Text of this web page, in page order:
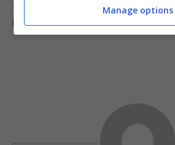
tratta, ovviamente, di pure
le origini è di certo interessante!
Manage options